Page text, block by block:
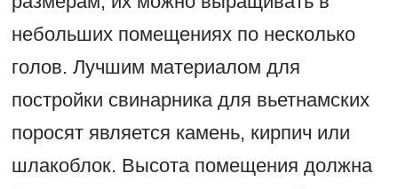
небольших помещениях по несколько
голов. Лучшим материалом для
постройки свинарника для вьетнамских
поросят является камень, кирпич или
шлакоблок. Высота помещения должна